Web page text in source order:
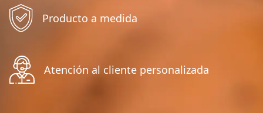
Producto a medida
Atención al cliente personalizada